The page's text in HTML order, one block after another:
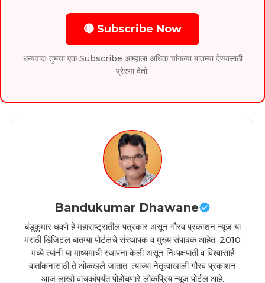
🔴 Subscribe Now
धन्यवाद! तुमचा एक Subscribe आम्हाला अधिक चांगल्या बातम्या देण्यासाठी
प्रेरणा देतो.
Bandukumar Dhawane
बंडूकुमार धवणे हे महाराष्ट्रातील पत्रकार असून गौरव प्रकाशन न्यूज या
मराठी डिजिटल बातम्या पोर्टलचे संस्थापक व मुख्य संपादक आहेत. 2010
मध्ये त्यांनी या माध्यमाची स्थापना केली असून निःपक्षपाती व विश्वासार्ह
वार्तांकनासाठी ते ओळखले जातात. त्यांच्या नेतृत्वाखाली गौरव प्रकाशन
आज लाखो वाचकांपर्यंत पोहोचणारे लोकप्रिय न्यूज पोर्टल आहे.